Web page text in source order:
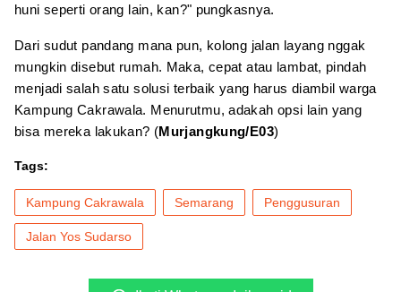
huni seperti orang lain, kan?" pungkasnya.
Dari sudut pandang mana pun, kolong jalan layang nggak
mungkin disebut rumah. Maka, cepat atau lambat, pindah
menjadi salah satu solusi terbaik yang harus diambil warga
Kampung Cakrawala. Menurutmu, adakah opsi lain yang
bisa mereka lakukan? (Murjangkung/E03)
Tags:
Kampung Cakrawala Semarang Penggusuran
Jalan Yos Sudarso